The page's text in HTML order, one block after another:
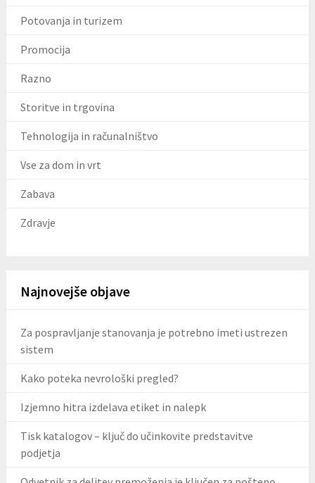
Potovanja in turizem
Promocija
Razno
Storitve in trgovina
Tehnologija in računalništvo
Vse za dom in vrt
Zabava
Zdravje
Najnovejše objave
Za pospravljanje stanovanja je potrebno imeti ustrezen
sistem
Kako poteka nevrološki pregled?
Izjemno hitra izdelava etiket in nalepk
Tisk katalogov – ključ do učinkovite predstavitve
podjetja